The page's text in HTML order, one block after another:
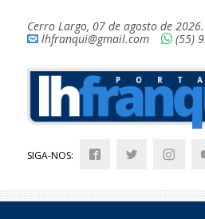
Cerro Largo, 07 de agosto de
lhfranqui@gmail.com
(55)
SIGA-NOS: